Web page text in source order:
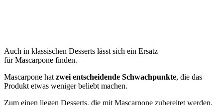
Auch in klassischen Desserts lässt sich ein Ersatz
für Mascarpone finden.
Mascarpone hatzwei entscheidende Schwachpunkte, die das
Produkt etwas weniger beliebt machen.
Zum einen liegen Desserts, die mit Mascarpone zubereitet werden,